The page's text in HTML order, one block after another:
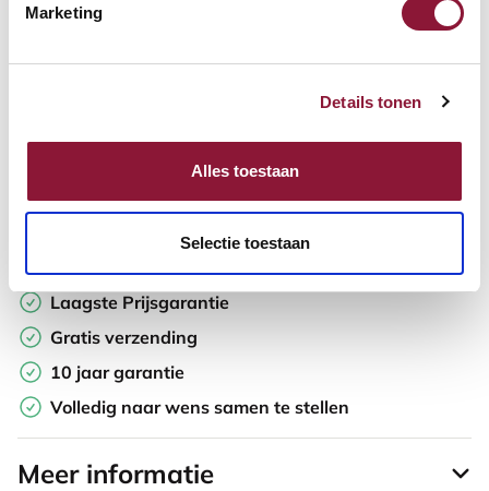
Marketing
Details tonen
Alles toestaan
Selectie toestaan
Op zoek naar aantallen? Maak je werkplek compleet en vraag
direct een offerte op maat aan.
Toevoegen aan vergelijker
Laagste Prijsgarantie
Gratis verzending
10 jaar garantie
Volledig naar wens samen te stellen
Meer informatie